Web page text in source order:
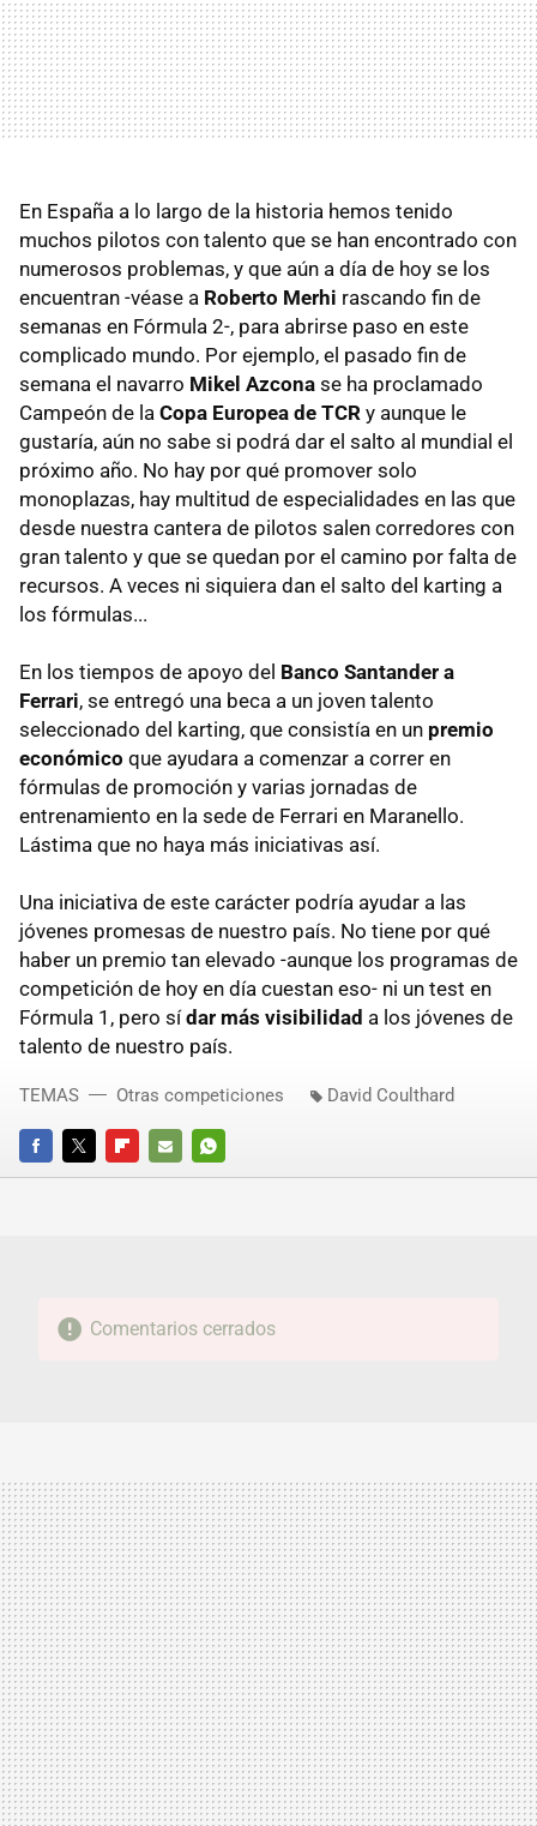
En España a lo largo de la historia hemos tenido
muchos pilotos con talento que se han encontrado con
numerosos problemas, y que aún a día de hoy se los
encuentran -véase a Roberto Merhi rascando fin de
semanas en Fórmula 2-, para abrirse paso en este
complicado mundo. Por ejemplo, el pasado fin de
semana el navarro Mikel Azcona se ha proclamado
Campeón de la Copa Europea de TCR y aunque le
gustaría, aún no sabe si podrá dar el salto al mundial el
próximo año. No hay por qué promover solo
monoplazas, hay multitud de especialidades en las que
desde nuestra cantera de pilotos salen corredores con
gran talento y que se quedan por el camino por falta de
recursos. A veces ni siquiera dan el salto del karting a
los fórmulas...
En los tiempos de apoyo del Banco Santander a
Ferrari, se entregó una beca a un joven talento
seleccionado del karting, que consistía en un premio
económico que ayudara a comenzar a correr en
fórmulas de promoción y varias jornadas de
entrenamiento en la sede de Ferrari en Maranello.
Lástima que no haya más iniciativas así.
Una iniciativa de este carácter podría ayudar a las
jóvenes promesas de nuestro país. No tiene por qué
haber un premio tan elevado -aunque los programas de
competición de hoy en día cuestan eso- ni un test en
Fórmula 1, pero sídar más visibilidad a los jóvenes de
talento de nuestro país.
FACEBOOKTWITTERFLIPBOARD
E-
WHATSAPP
TEMAS Otras competiciones David Coulthard
Comentarios cerrados